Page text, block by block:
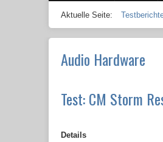
Aktuelle Seite:
Audio Hardware
Test: CM Storm
Details